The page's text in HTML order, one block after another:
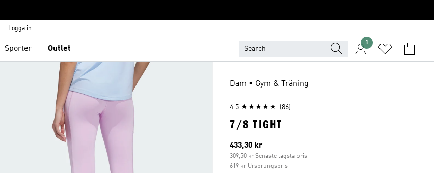
Logga in
Sporter Outlet
1
Dam • Gym & Träning
4.5 (86)
7/8 TIGHT
Aktuellt pris
433,30 kr
309,50 kr Senaste lägsta pris
619 kr Ursprungspris